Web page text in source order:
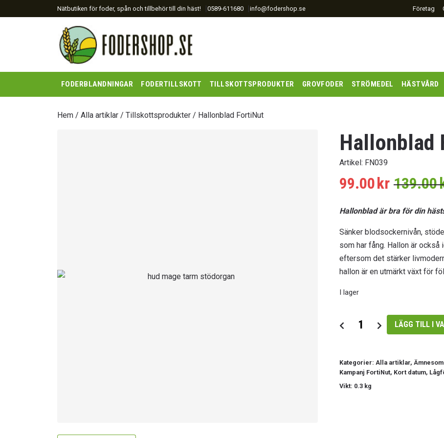
Nätbutiken för foder, spån och tillbehör till din häst! |0589-611680 |info@fodershop.se Företag
FODERBLANDNINGAR FODERTILLSKOTT TILLSKOTTSPRODUKTER GROVFODER STRÖMEDEL HÄSTVÅRD
Hem / Alla artiklar / Tillskottsprodukter / Hallonblad FortiNut
Hallonblad
Artikel: FN039
99.00kr 139.00
Hallonblad är bra för din
Sänker blodsockernivån,
som har fång. Hallon är
eftersom det stärker
hallon är en utmärkt växt för
I lager
Hallonblad
LÄGG TILL I
Kategorier:Alla artiklar,
Kampanj FortiNut, Kort datum,
Vikt: 0.3 kg